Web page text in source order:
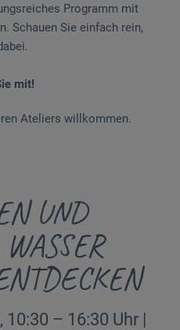
Programm mit
Schauen Sie einfach rein,
mit!
Ateliers willkommen.
UND
– 16:30 Uhr |